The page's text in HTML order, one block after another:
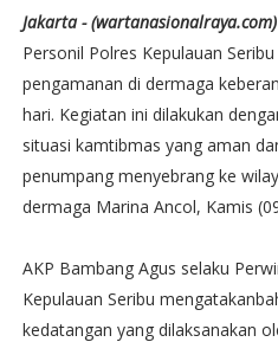
Jakarta - (wartanasionalraya.com)
Personil Polres Kepulauan
pengamanan di dermaga
hari. Kegiatan ini dilakukan
situasi kamtibmas yang aman
penumpang menyebrang ke
dermaga Marina Ancol, Kamis
AKP Bambang Agus selaku
Kepulauan Seribu
kedatangan yang dilaksanakan